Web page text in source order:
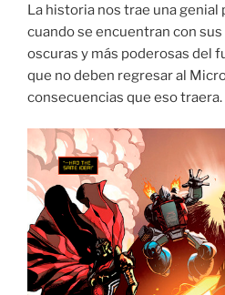
La historia nos trae una genial
cuando se encuentran con
oscuras y más poderosas del
que no deben regresar al
consecuencias que eso traera.